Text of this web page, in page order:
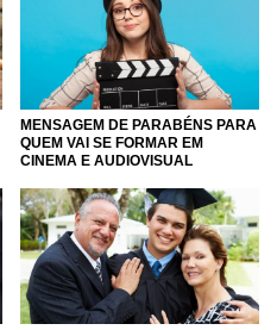
MENSAGEM DE PARABÉNS PARA
QUEM VAI SE FORMAR EM
CINEMA E AUDIOVISUAL